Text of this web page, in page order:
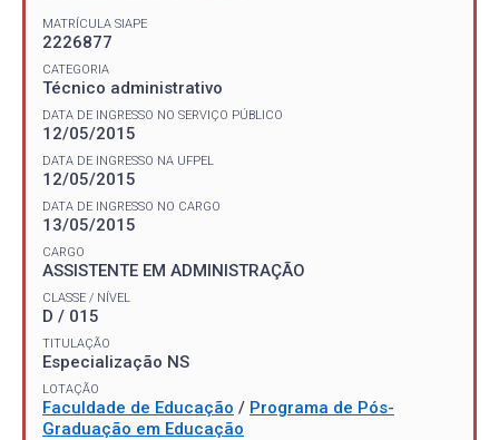
MATRÍCULA SIAPE
2226877
CATEGORIA
Técnico administrativo
DATA DE INGRESSO NO SERVIÇO PÚBLICO
12/05/2015
DATA DE INGRESSO NA UFPEL
12/05/2015
DATA DE INGRESSO NO CARGO
13/05/2015
CARGO
ASSISTENTE EM ADMINISTRAÇÃO
CLASSE / NÍVEL
D / 015
TITULAÇÃO
Especialização NS
LOTAÇÃO
Faculdade de Educação / Programa de Pós-
Graduação em Educação